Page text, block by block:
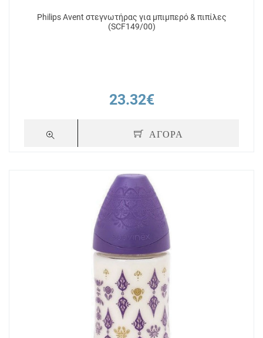
Philips Avent στεγνωτήρας για μπιμπερό & πιπίλες
(SCF149/00)
23.32€
ΑΓΟΡΑ